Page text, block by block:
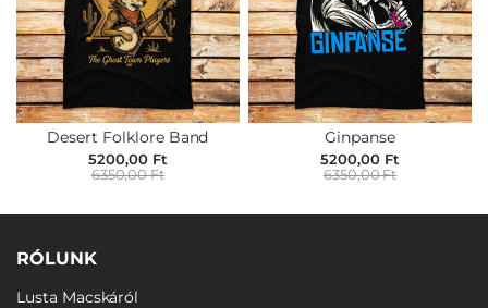
Desert Folklore Band
5200,00 Ft
6350,00 Ft
Ginpanse
5200,00 Ft
6350,00 Ft
RÓLUNK
Lusta Macskáról